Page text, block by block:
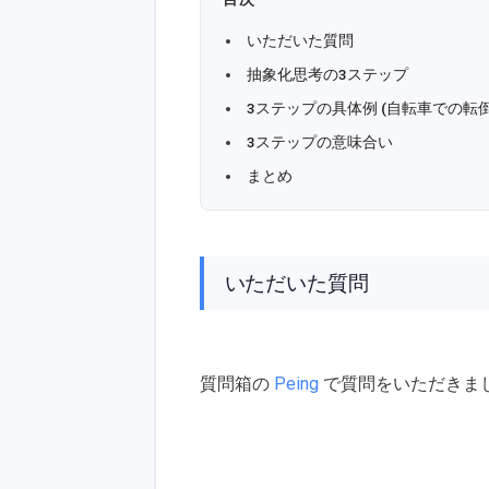
いただいた質問
抽象化思考の3ステップ
3ステップの具体例 (自転車での転
3ステップの意味合い
まとめ
いただいた質問
質問箱の Peing で質問をいただきま